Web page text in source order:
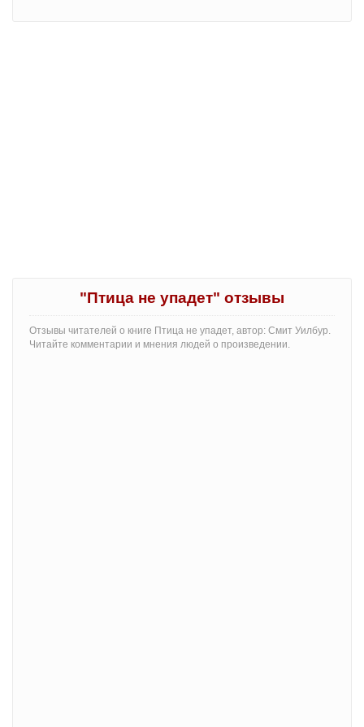
"Птица не упадет" отзывы
Отзывы читателей о книге Птица не упадет, автор: Смит Уилбур.
Читайте комментарии и мнения людей о произведении.